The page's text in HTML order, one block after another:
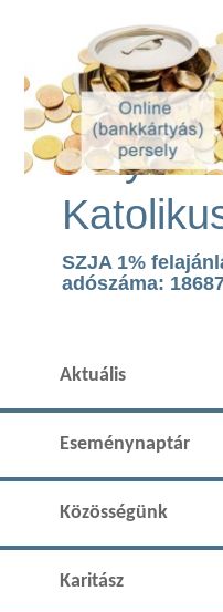
UBI
SZENT
TEMPLOM
Páty
SZJA 1%
adószáma:
Aktuális
Eseménynaptár
Közösségünk
Karitász